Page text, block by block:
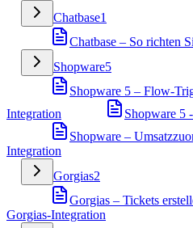
Chatbase1
Chatbase – So richten
Shopware5
Shopware 5 – Flow-
Integration
Shopware 5
Shopware –
Integration
Gorgias2
Gorgias – Tickets
Gorgias-Integration